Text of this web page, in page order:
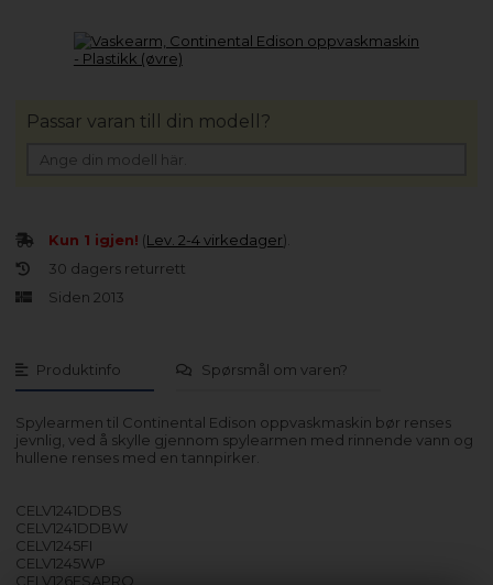
Produktinfo Spørsmål om varen?
Spylearmen til Continental Edison oppvaskmaskin bør renses
jevnlig, ved å skylle gjennom spylearmen med rinnende vann og
hullene renses med en tannpirker.
CELV1241DDBS
CELV1241DDBW
CELV1245FI
CELV1245WP
CELV126FSAPRO
Kun 1 igjen! (Lev. 2-4 virkedager).
30 dagers returrett
Siden 2013
Passar varan till din modell?